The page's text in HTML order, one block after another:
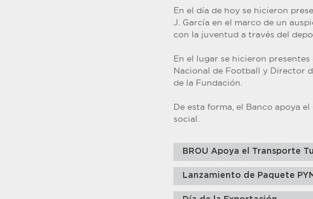
En el día de hoy se hicieron
J. García en el marco de un
con la juventud a través del
En el lugar se hicieron
Nacional de Football y Director
de la Fundación.
De esta forma, el Banco apoya
social.
BROU Apoya el Transporte
Lanzamiento de Paquete